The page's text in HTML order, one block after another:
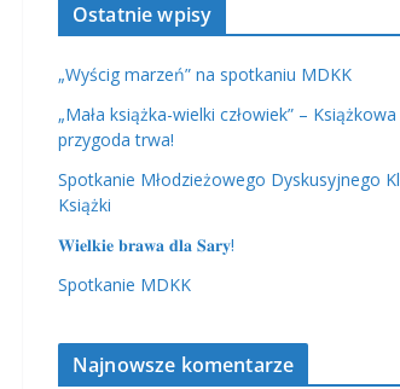
Ostatnie wpisy
„Wyścig marzeń” na spotkaniu MDKK
„Mała książka-wielki człowiek” – Książkowa
przygoda trwa!
Spotkanie Młodzieżowego Dyskusyjnego
Książki
𝐖𝐢𝐞𝐥𝐤𝐢𝐞 𝐛𝐫𝐚𝐰𝐚 𝐝𝐥𝐚 𝐒𝐚𝐫𝐲!
Spotkanie MDKK
Najnowsze komentarze